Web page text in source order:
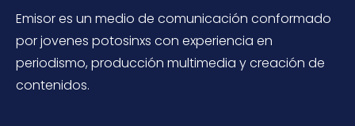
Emisor es un medio de comunicación conformado
por jovenes potosinxs con experiencia en
periodismo, producción multimedia y creación de
contenidos.